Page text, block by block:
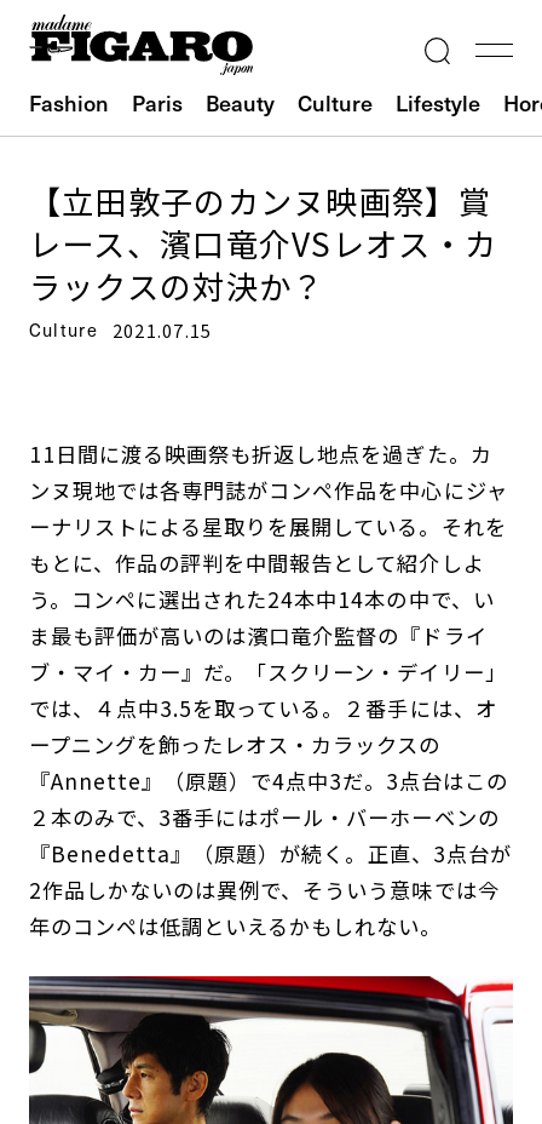
Fashion Paris Beauty Culture Lifestyle
【立田敦子のカンヌ映画祭】賞
レース、濱口竜介VSレオス・カ
ラックスの対決か？
Culture 2021.07.15
11日間に渡る映画祭も折返し地点を過ぎた。カ
ンヌ現地では各専門誌がコンペ作品を中心にジャ
ーナリストによる星取りを展開している。それを
もとに、作品の評判を中間報告として紹介しよ
う。コンペに選出された24本中14本の中で、い
ま最も評価が高いのは濱口竜介監督の『ドライ
ブ・マイ・カー』だ。「スクリーン・デイリー」
では、４点中3.5を取っている。２番手には、オ
ープニングを飾ったレオス・カラックスの
『Annette』（原題）で4点中3だ。3点台はこの
２本のみで、3番手にはポール・バーホーベンの
『Benedetta』（原題）が続く。正直、3点台が
2作品しかないのは異例で、そういう意味では今
年のコンペは低調といえるかもしれない。